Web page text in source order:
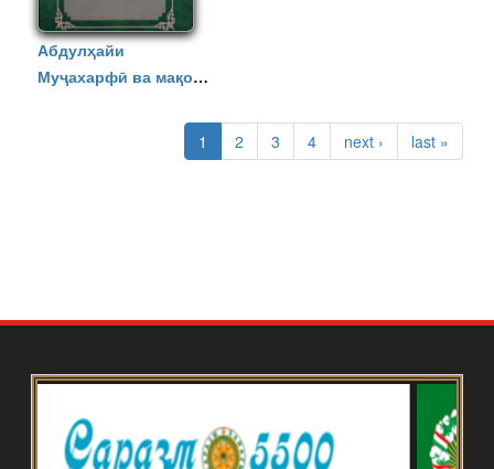
Абдулҳайи
Муҷахарфӣ ва мақоми
1 2 3 4 next › last »